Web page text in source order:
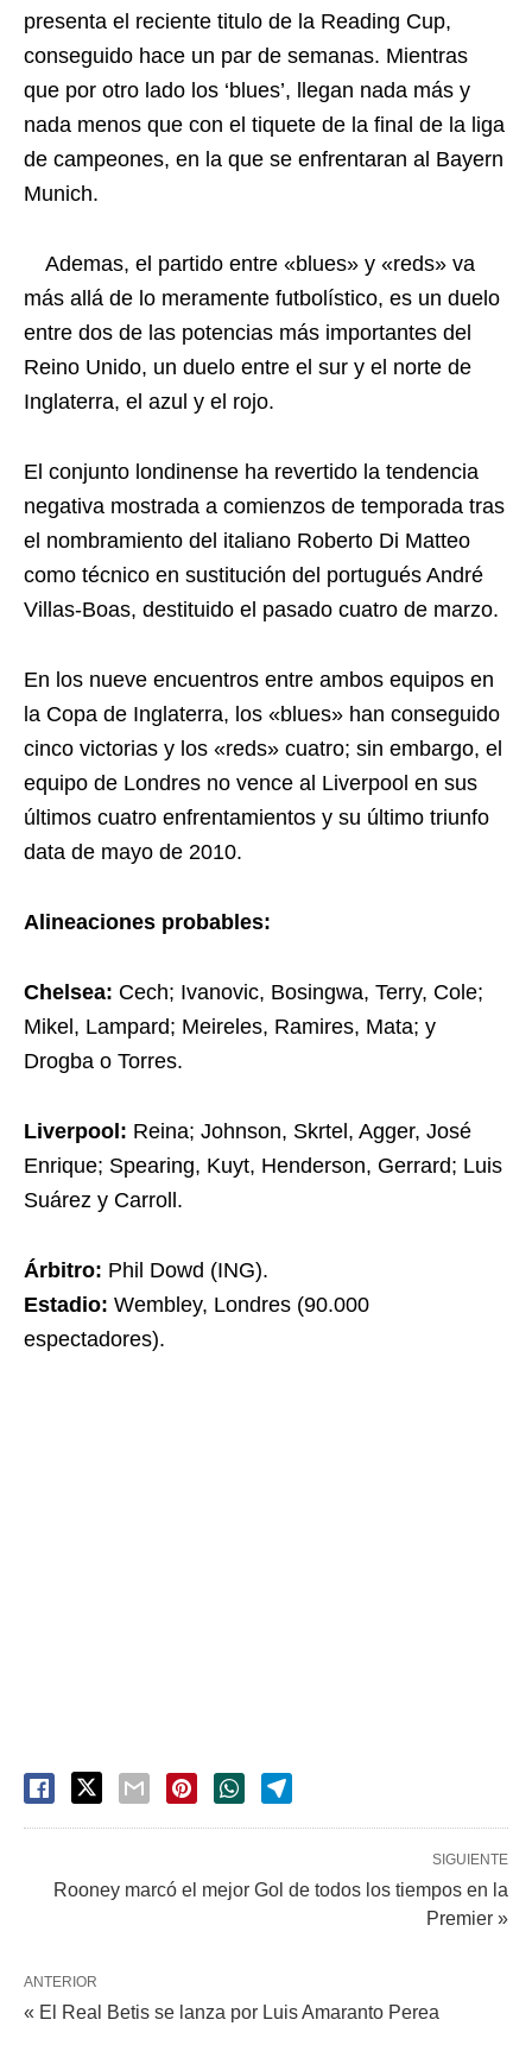
presenta el reciente titulo de la Reading Cup,
conseguido hace un par de semanas. Mientras
que por otro lado los ‘blues’, llegan nada más y
nada menos que con el tiquete de la final de la liga
de campeones, en la que se enfrentaran al Bayern
Munich.
Ademas, el partido entre «blues» y «reds» va
más allá de lo meramente futbolístico, es un duelo
entre dos de las potencias más importantes del
Reino Unido, un duelo entre el sur y el norte de
Inglaterra, el azul y el rojo.
El conjunto londinense ha revertido la tendencia
negativa mostrada a comienzos de temporada tras
el nombramiento del italiano Roberto Di Matteo
como técnico en sustitución del portugués André
Villas-Boas, destituido el pasado cuatro de marzo.
En los nueve encuentros entre ambos equipos en
la Copa de Inglaterra, los «blues» han conseguido
cinco victorias y los «reds» cuatro; sin embargo, el
equipo de Londres no vence al Liverpool en sus
últimos cuatro enfrentamientos y su último triunfo
data de mayo de 2010.
Alineaciones probables:
Chelsea: Cech; Ivanovic, Bosingwa, Terry, Cole;
Mikel, Lampard; Meireles, Ramires, Mata; y
Drogba o Torres.
Liverpool: Reina; Johnson, Skrtel, Agger, José
Enrique; Spearing, Kuyt, Henderson, Gerrard; Luis
Suárez y Carroll.
Árbitro: Phil Dowd (ING).
Estadio: Wembley, Londres (90.000
espectadores).
SIGUIENTE
Rooney marcó el mejor Gol de todos los tiempos en la
Premier »
ANTERIOR
« El Real Betis se lanza por Luis Amaranto Perea